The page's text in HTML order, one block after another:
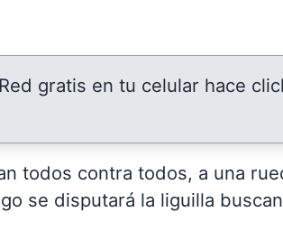
gratis en tu celular hace
todos contra todos, a una
se disputará la liguilla